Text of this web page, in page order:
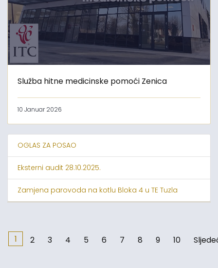
Služba hitne medicinske pomoći Zenica
10 Januar 2026
OGLAS ZA POSAO
Eksterni audit 28.10.2025.
Zamjena parovoda na kotlu Bloka 4 u TE Tuzla
1 2 3 4 5 6 7 8 9 10